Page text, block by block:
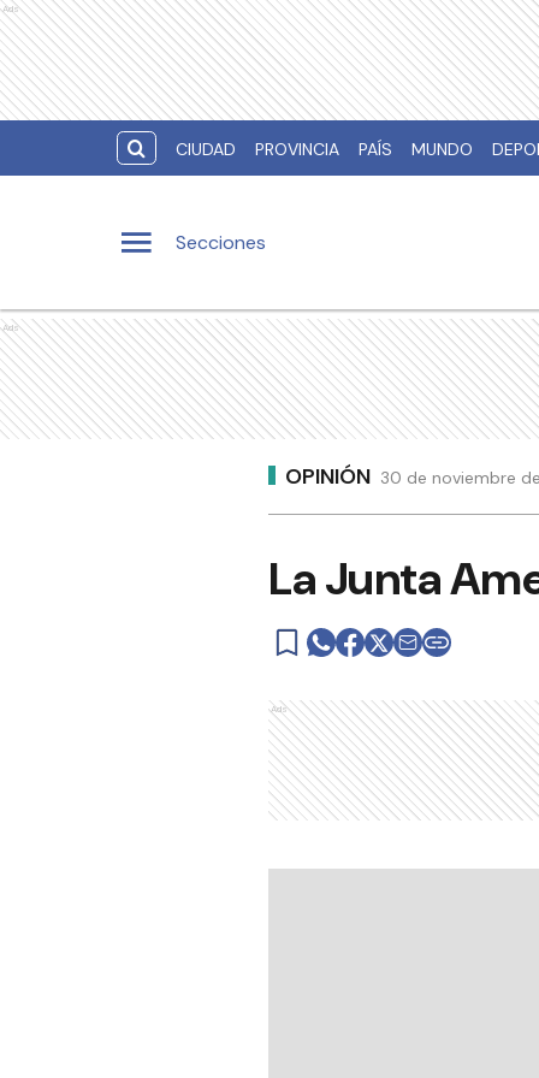
Ads
CIUDAD PROVINCIA PAÍS MUNDO
Secciones
Ads
OPINIÓN 30 de noviembre
La Junta
Ads